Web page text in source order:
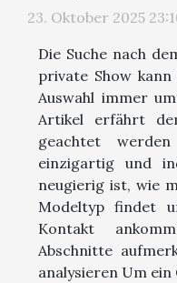
23. Oktober 2025
Die Suche nach
private Show
Auswahl immer
Artikel erfährt
geachtet
einzigartig und
neugierig ist, wie
Modeltyp findet
Kontakt
Abschnitte
analysieren Um ein